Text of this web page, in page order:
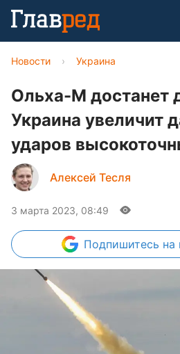
Новости › Украина
Ольха-М достанет
Украина увеличит
ударов
Алексей Тесля
3 марта 2023, 08:49
Подпишитесь на